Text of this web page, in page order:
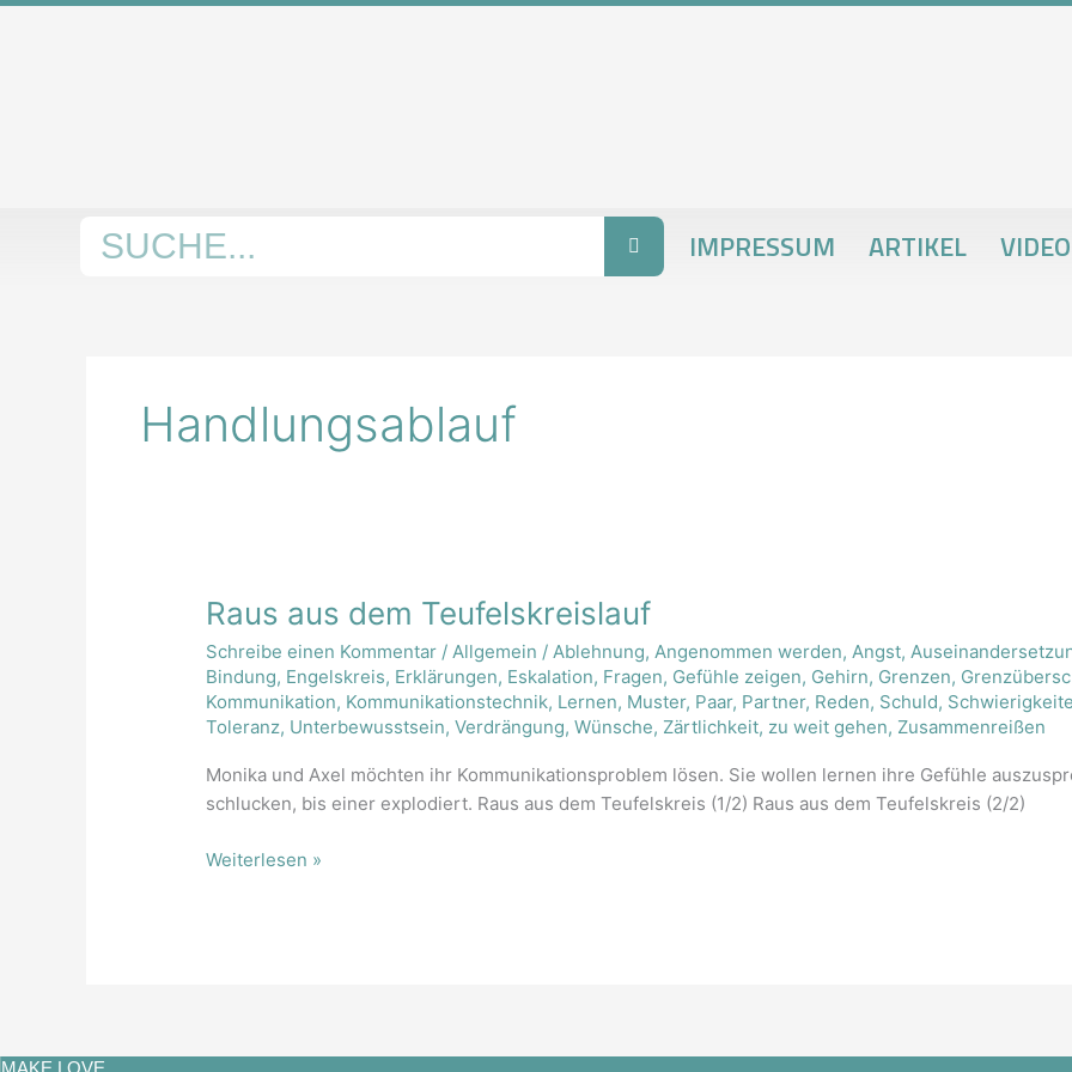
Zum
IMPRESSUM ARTIKEL
Handlungsablauf
Raus aus dem Teufelskreislauf
Schreibe einen Kommentar /Allgemein /Ablehnung,Angenommen werden,Angst,
Bindung, Engelskreis, Erklärungen, Eskalation, Fragen, Gefühle zeigen, Gehirn, Grenzen,
Kommunikation, Kommunikationstechnik, Lernen, Muster, Paar, Partner, Reden, Schuld,
Toleranz, Unterbewusstsein,Verdrängung,Wünsche, Zärtlichkeit, zu weit gehen, Zusammenreißen
Monika und Axel möchten ihr Kommunikationsproblem lösen. Sie wollen lernen ihre Gefühle
schlucken, bis einer explodiert. Raus aus dem Teufelskreis (1/2) Raus aus dem Teufelskreis (2/2)
Raus
dem
Teufelskreislauf
Weiterlesen »
MAKE LOVE